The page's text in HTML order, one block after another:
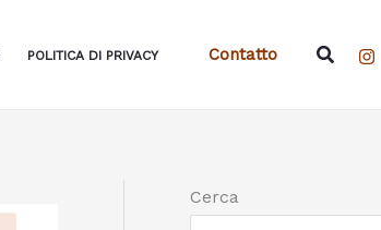
POLITICA DI PRIVACY Contatto Cerca
Cerca